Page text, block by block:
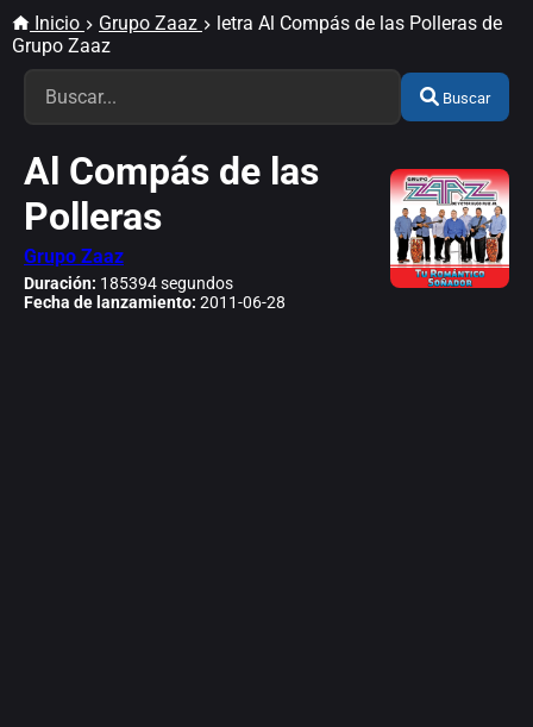
Inicio Grupo Zaaz
letra Al Compás de las Polleras de
Grupo Zaaz
Buscar
Al Compás de las
Polleras
Grupo Zaaz
Duración: 185394 segundos
Fecha de lanzamiento: 2011-06-28